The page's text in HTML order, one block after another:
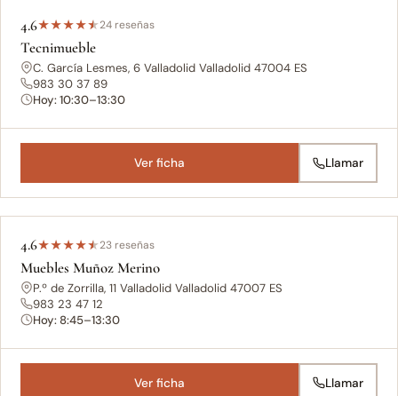
4.6★★★★★24 reseñas
Tecnimueble
C. García Lesmes, 6 Valladolid Valladolid 47004 ES
983 30 37 89
Hoy: 10:30–13:30
Ver ficha Llamar
4.6★★★★★23 reseñas
Muebles Muñoz Merino
P.º de Zorrilla, 11 Valladolid Valladolid 47007 ES
983 23 47 12
Hoy: 8:45–13:30
Ver ficha Llamar